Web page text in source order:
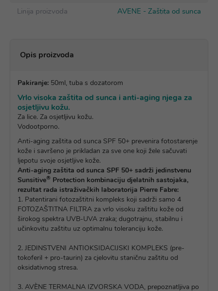
Linija proizvoda
AVENE - Zaštita od sunca
Opis proizvoda
Pakiranje: 50ml, tuba s dozatorom
Vrlo visoka zaštita od sunca i anti-aging njega za
osjetljivu kožu.
Za lice. Za osjetljivu kožu.
Vodootporno.
Anti-aging zaštita od sunca SPF 50+ prevenira fotostarenje
kože i savršeno je prikladan za sve one koji žele sačuvati
ljepotu svoje osjetljive kože.
Anti-aging zaštita od sunca SPF 50+ sadrži jedinstvenu
Sunsitive® Protection kombinaciju djelatnih sastojaka,
rezultat rada istraživačkih laboratorija Pierre Fabre:
1. Patentirani fotozaštitni kompleks koji sadrži samo 4
FOTOZAŠTITNA FILTRA za vrlo visoku zaštitu kože od
širokog spektra UVB-UVA zraka; dugotrajnu, stabilnu i
učinkovitu zaštitu uz optimalnu toleranciju kože.
2. JEDINSTVENI ANTIOKSIDACIJSKI KOMPLEKS (pre-
tokoferil + pro-taurin) za cjelovitu staničnu zaštitu od
oksidativnog stresa.
3. AVÈNE TERMALNA IZVORSKA VODA, prepoznatljiva po